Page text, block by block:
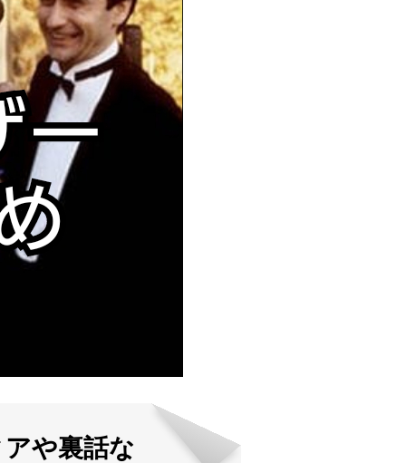
や裏話な